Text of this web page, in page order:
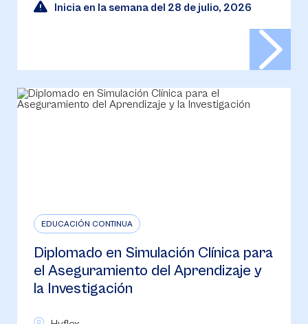
Inicia en la semana del 28 de julio, 2026
EDUCACIÓN CONTINUA
Diplomado en Simulación Clínica para
el Aseguramiento del Aprendizaje y
la Investigación